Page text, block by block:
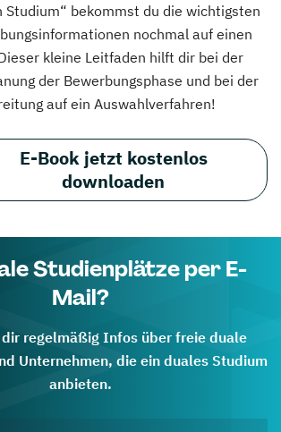
Studium“ bekommst du die wichtigsten
nochmal auf einen
kleine Leitfaden hilft dir bei der
der Bewerbungsphase und bei der
auf ein Auswahlverfahren!
E-Book jetzt kostenlos
downloaden
Studienplätze per E-
Mail?
regelmäßig Infos über freie duale
Unternehmen, die ein duales Studium
anbieten.